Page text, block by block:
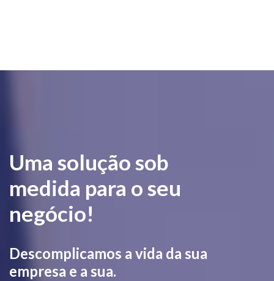
Uma solução sob
medida para o seu
negócio!
Descomplicamos a vida da sua
empresa e a sua.